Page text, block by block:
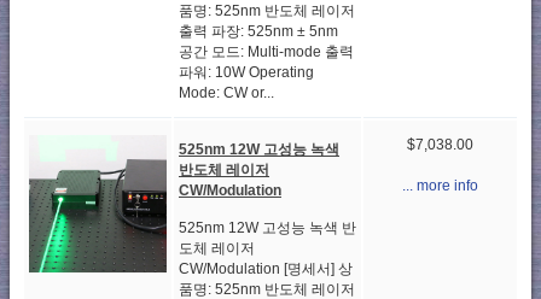
품명: 525nm 반도체 레이저
출력 파장: 525nm ± 5nm
공간 모드: Multi-mode 출력
파워: 10W Operating
Mode: CW or...
525nm 12W 고성능 녹색
반도체 레이저
CW/Modulation
525nm 12W 고성능 녹색 반
도체 레이저
CW/Modulation [명세서] 상
품명: 525nm 반도체 레이저
$7,038.00
... more info